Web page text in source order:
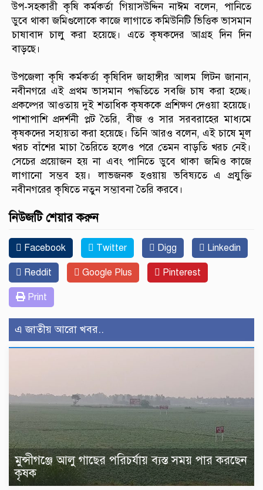
উপ-সহকারী কৃষি কর্মকর্তা গিয়াসউদ্দিন নাঈম বলেন, পানিতে
ডুবে থাকা জমিগুলোকে কাজে লাগাতে কমিউনিটি ভিত্তিক ভাসমান
চাষাবাদ চালু করা হয়েছে। এতে কৃষকদের আগ্রহ দিন দিন
বাড়ছে।
উপজেলা কৃষি কর্মকর্তা কৃষিবিদ জাহাঙ্গীর আলম লিটন জানান,
নবীনগরে এই প্রথম ভাসমান পদ্ধতিতে সবজি চাষ করা হচ্ছে।
প্রকল্পের আওতায় দুই শতাধিক কৃষককে প্রশিক্ষণ দেওয়া হয়েছে।
পাশাপাশি প্রদর্শনী প্লট তৈরি, বীজ ও সার সরবরাহের মাধ্যমে
কৃষকদের সহায়তা করা হয়েছে।তিনি আরও বলেন, এই চাষে মূল
খরচ বাঁশের মাচা তৈরিতে হলেও পরে তেমন বাড়তি খরচ নেই।
সেচের প্রয়োজন হয় না এবং পানিতে ডুবে থাকা জমিও কাজে
লাগানো সম্ভব হয়। লাভজনক হওয়ায় ভবিষ্যতে এ প্রযুক্তি
নবীনগরের কৃষিতে নতুন সম্ভাবনা তৈরি করবে।
নিউজটি শেয়ার করুন
Facebook Twitter Digg Linkedin
Reddit Google Plus Pinterest
Print
এ জাতীয় আরো খবর..
মুন্সীগঞ্জে আলু গাছের পরিচর্যায় ব্যস্ত সময় পার করছেন
কৃষক